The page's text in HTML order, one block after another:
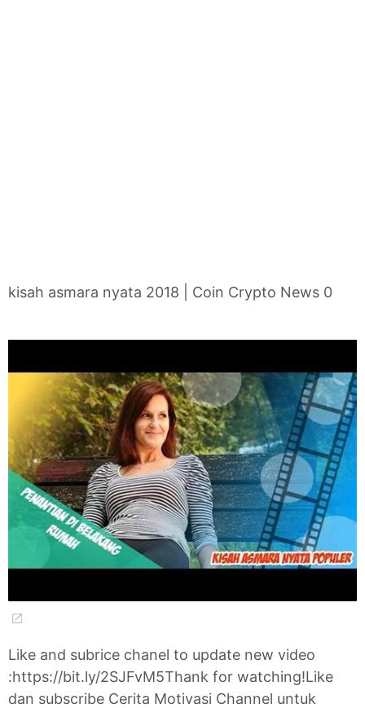
kisah asmara nyata 2018 | Coin Crypto News 0
Like and subrice chanel to update new video
:https://bit.ly/2SJFvM5Thank for watching!Like
dan subscribe Cerita Motivasi Channel untuk